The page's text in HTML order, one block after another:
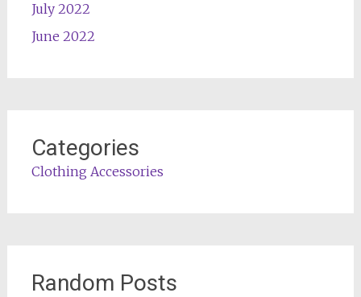
July 2022
June 2022
Categories
Clothing Accessories
Random Posts